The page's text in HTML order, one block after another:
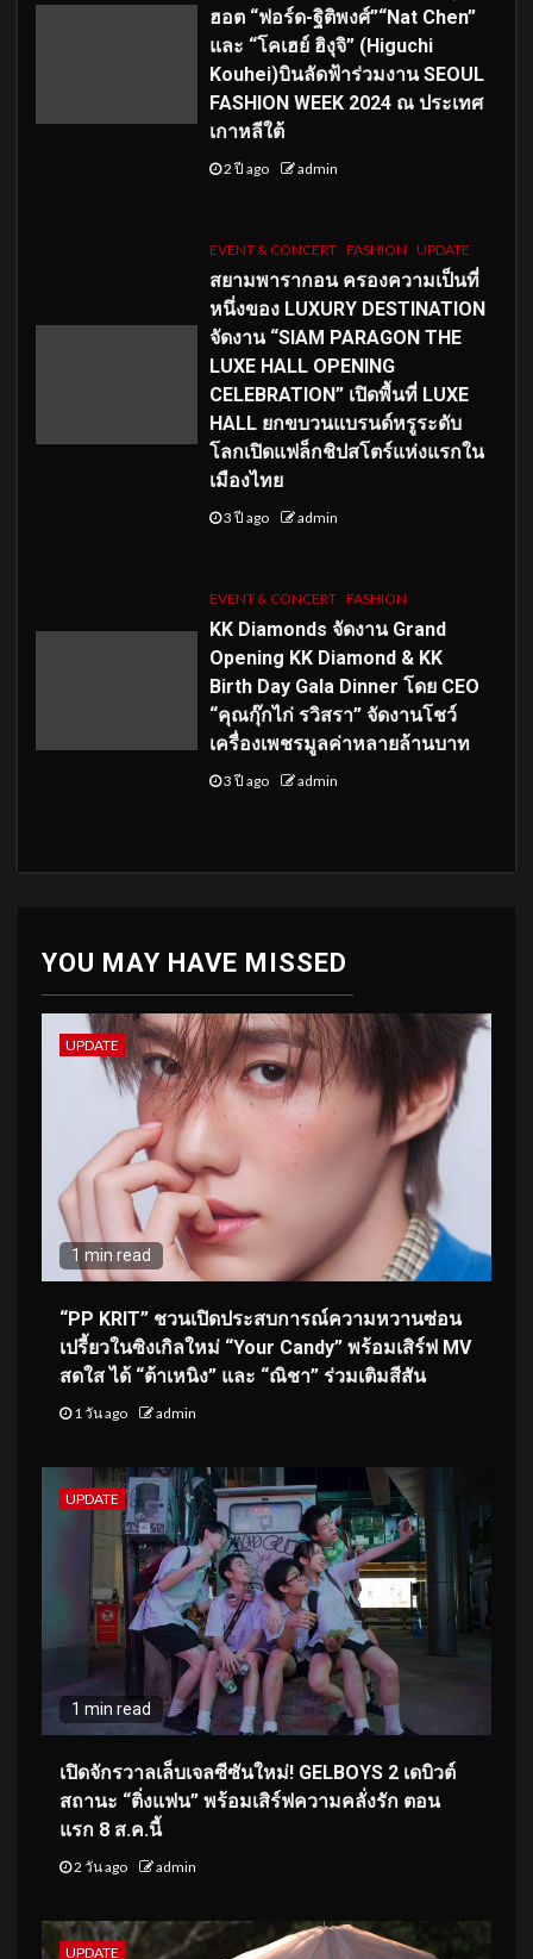
ฮอต “ฟอร์ด-ฐิติพงศ์”“Nat Chen”
และ “โคเฮย์ ฮิงุจิ” (Higuchi
Kouhei)บินลัดฟ้าร่วมงาน SEOUL
FASHION WEEK 2024 ณ ประเทศ
เกาหลีใต้
2 ปี ago admin
EVENT & CONCERT FASHION UPDATE
สยามพารากอน ครองความเป็นที่
หนึ่งของ LUXURY DESTINATION
จัดงาน “SIAM PARAGON THE
LUXE HALL OPENING
CELEBRATION” เปิดพื้นที่ LUXE
HALL ยกขบวนแบรนด์หรูระดับ
โลกเปิดแฟล็กชิปสโตร์แห่งแรกใน
เมืองไทย
3 ปี ago admin
EVENT & CONCERT FASHION
KK Diamonds จัดงาน Grand
Opening KK Diamond & KK
Birth Day Gala Dinner โดย CEO
“คุณกุ๊กไก่ รวิสรา” จัดงานโชว์
เครื่องเพชรมูลค่าหลายล้านบาท
3 ปี ago admin
YOU MAY HAVE MISSED
UPDATE
1 min read
“PP KRIT” ชวนเปิดประสบการณ์ความหวานซ่อน
เปรี้ยวในซิงเกิลใหม่ “Your Candy” พร้อมเสิร์ฟ MV
สดใส ได้ “ต้าเหนิง” และ “ณิชา” ร่วมเติมสีสัน
1 วัน ago admin
UPDATE
1 min read
เปิดจักรวาลเล็บเจลซีซันใหม่! GELBOYS 2 เดบิวต์
สถานะ “ติ่งแฟน” พร้อมเสิร์ฟความคลั่งรัก ตอน
แรก 8 ส.ค.นี้
2 วัน ago admin
UPDATE